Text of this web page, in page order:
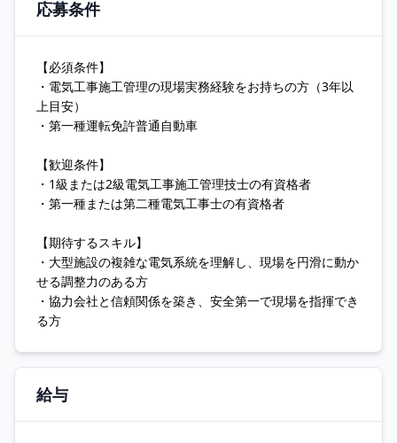
応募条件
【必須条件】
・電気工事施工管理の現場実務経験をお持ちの方（3年以
上目安）
・第一種運転免許普通自動車
【歓迎条件】
・1級または2級電気工事施工管理技士の有資格者
・第一種または第二種電気工事士の有資格者
【期待するスキル】
・大型施設の複雑な電気系統を理解し、現場を円滑に動か
せる調整力のある方
・協力会社と信頼関係を築き、安全第一で現場を指揮でき
る方
給与